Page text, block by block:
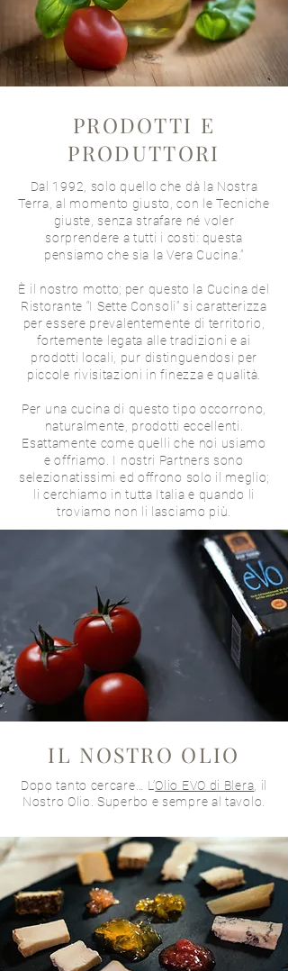
PRODOTTI E
PRODUTTORI
Dal 1992, solo quello che dà la Nostra
Terra, al momento giusto, con le Tecniche
giuste, senza strafare né voler
sorprendere a tutti i costi: questa
pensiamo che sia la Vera Cucina.”
È il nostro motto; per questo la Cucina del
Ristorante “I Sette Consoli” si caratterizza
per essere prevalentemente di territorio,
fortemente legata alle tradizioni e ai
prodotti locali, pur distinguendosi per
piccole rivisitazioni in finezza e qualità.
Per una cucina di questo tipo occorrono,
naturalmente, prodotti eccellenti.
Esattamente come quelli che noi usiamo
e offriamo. I nostri Partners sono
selezionatissimi ed offrono solo il meglio;
li cerchiamo in tutta Italia e quando li
troviamo non li lasciamo più.
IL NOSTRO OLIO
Dopo tanto cercare… L’Olio EVO di Blera , il
Nostro Olio. Superbo e sempre al tavolo.